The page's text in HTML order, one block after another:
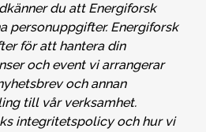
du att Energiforsk
personuppgifter. Energiforsk
för att hantera din
och event vi arrangerar
och annan
till vår verksamhet.
integritetspolicy och hur vi